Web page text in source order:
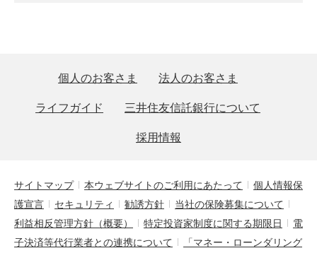
個人のお客さま
法人のお客さま
ライフガイド
三井住友信託銀行について
採用情報
サイトマップ 本ウェブサイトのご利用にあたって
個人情報保
護宣言
セキュリティ 勧誘方針
当社の保険募集について
利益相反管理方針（概要）
特定投資家制度に関する期限日
電
子決済等代行業者との連携について
「マネー・ローンダリング